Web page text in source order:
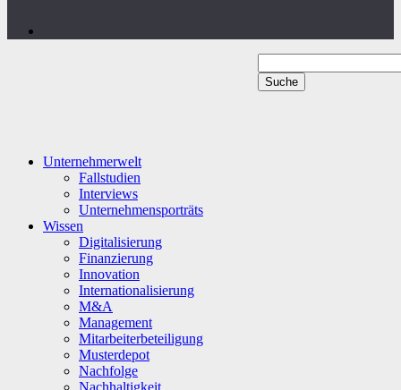
Unternehmerwelt
Fallstudien
Interviews
Unternehmensporträts
Wissen
Digitalisierung
Finanzierung
Innovation
Internationalisierung
M&A
Management
Mitarbeiterbeteiligung
Musterdepot
Nachfolge
Nachhaltigkeit